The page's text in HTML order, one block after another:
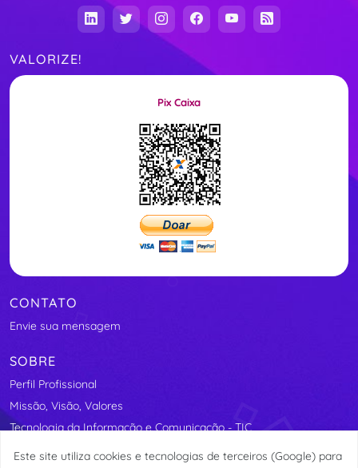
VALORIZE!
Pix Caixa
CONTATO
Envie sua mensagem
SOBRE
Perfil Profissional
Missão, Visão, Valores
Tecnologia da Informação e Comunicação - TIC
Segurança Elétrica
Este site utiliza cookies e tecnologias de terceiros (Google) para